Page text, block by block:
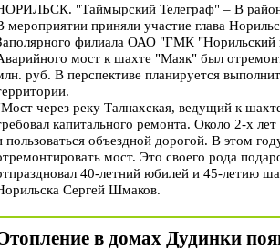
"Таймырский Телеграф" – В
мероприятии приняли участие глава
филиала ОАО "ГМК "Норильский
мост к шахте "Маяк" был
руб. В перспективе планируется
через реку Талнахская, ведущий к
капитального ремонта. Около 2-х
пользоваться объездной дорогой. В этом
мост. Это своего рода
40-летний юбилей и 45-летию
Сергей Шмаков.
в домах Дудинки